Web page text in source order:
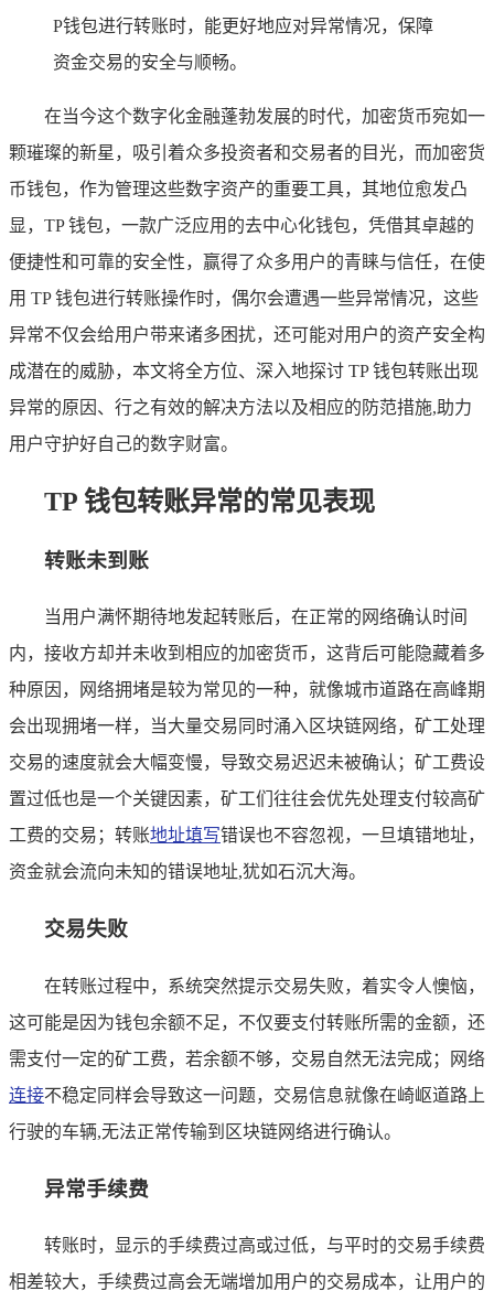
P钱包进行转账时，能更好地应对异常情况，保障
资金交易的安全与顺畅。
在当今这个数字化金融蓬勃发展的时代，加密货币宛如一
颗璀璨的新星，吸引着众多投资者和交易者的目光，而加密货
币钱包，作为管理这些数字资产的重要工具，其地位愈发凸
显，TP 钱包，一款广泛应用的去中心化钱包，凭借其卓越的
便捷性和可靠的安全性，赢得了众多用户的青睐与信任，在使
用 TP 钱包进行转账操作时，偶尔会遭遇一些异常情况，这些
异常不仅会给用户带来诸多困扰，还可能对用户的资产安全构
成潜在的威胁，本文将全方位、深入地探讨 TP 钱包转账出现
异常的原因、行之有效的解决方法以及相应的防范措施,助力
用户守护好自己的数字财富。
TP 钱包转账异常的常见表现
转账未到账
当用户满怀期待地发起转账后，在正常的网络确认时间
内，接收方却并未收到相应的加密货币，这背后可能隐藏着多
种原因，网络拥堵是较为常见的一种，就像城市道路在高峰期
会出现拥堵一样，当大量交易同时涌入区块链网络，矿工处理
交易的速度就会大幅变慢，导致交易迟迟未被确认；矿工费设
置过低也是一个关键因素，矿工们往往会优先处理支付较高矿
工费的交易；转账地址填写错误也不容忽视，一旦填错地址，
资金就会流向未知的错误地址,犹如石沉大海。
交易失败
在转账过程中，系统突然提示交易失败，着实令人懊恼，
这可能是因为钱包余额不足，不仅要支付转账所需的金额，还
需支付一定的矿工费，若余额不够，交易自然无法完成；网络
连接不稳定同样会导致这一问题，交易信息就像在崎岖道路上
行驶的车辆,无法正常传输到区块链网络进行确认。
异常手续费
转账时，显示的手续费过高或过低，与平时的交易手续费
相差较大，手续费过高会无端增加用户的交易成本，让用户的